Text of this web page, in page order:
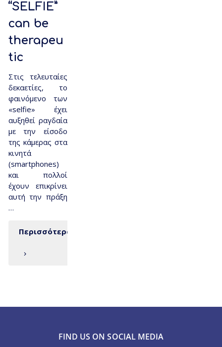
“SELFIE”
can be
therapeu
tic
Στις τελευταίες
δεκαετίες, το
φαινόμενο των
«selfie» έχει
αυξηθεί ραγδαία
με την είσοδο
της κάμερας στα
κινητά
(smartphones)
και πολλοί
έχουν επικρίνει
αυτή την πράξη
…
Περισσότερα
FIND US ON SOCIAL MEDIA